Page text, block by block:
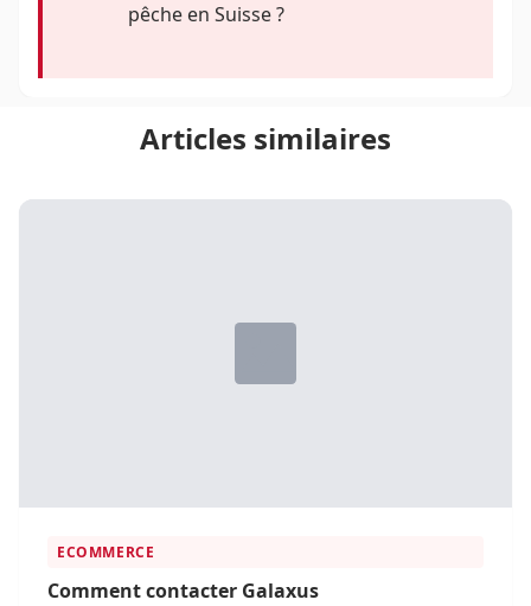
pêche en Suisse ?
Articles similaires
ECOMMERCE
Comment contacter Galaxus